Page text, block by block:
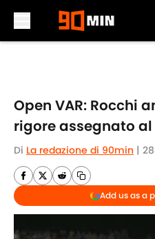
Open VAR: Rocchi
rigore assegnato
Di La redazione di 90min |
Add us as a